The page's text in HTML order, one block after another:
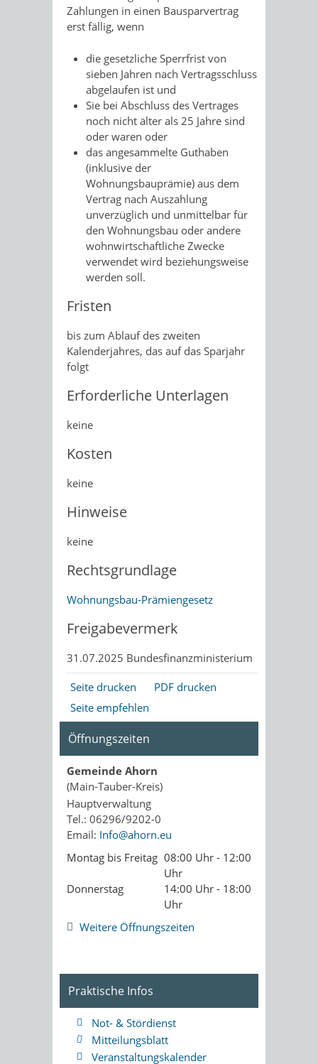
Zahlungen in einen Bausparvertrag
erst fällig, wenn
die gesetzliche Sperrfrist von
sieben Jahren nach Vertragsschluss
abgelaufen ist und
Sie bei Abschluss des Vertrages
noch nicht älter als 25 Jahre sind
oder waren oder
das angesammelte Guthaben
(inklusive der
Wohnungsbauprämie) aus dem
Vertrag nach Auszahlung
unverzüglich und unmittelbar für
den Wohnungsbau oder andere
wohnwirtschaftliche Zwecke
verwendet wird beziehungsweise
werden soll.
Fristen
bis zum Ablauf des zweiten
Kalenderjahres, das auf das Sparjahr
folgt
Erforderliche Unterlagen
keine
Kosten
keine
Hinweise
keine
Rechtsgrundlage
Wohnungsbau-Prämiengesetz
Freigabevermerk
31.07.2025 Bundesfinanzministerium
Seite drucken
PDF drucken
Seite empfehlen
Öffnungszeiten
Gemeinde Ahorn
(Main-Tauber-Kreis)
Hauptverwaltung
Tel.: 06296/9202-0
Email: Info@ahorn.eu
Montag bis Freitag 08:00 Uhr - 12:00
Uhr
Donnerstag
14:00 Uhr - 18:00
Uhr
Weitere Öffnungszeiten
Praktische Infos
Not- & Stördienst
Mitteilungsblatt
Veranstaltungskalender